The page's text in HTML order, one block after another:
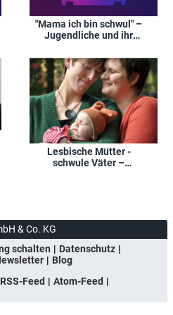
"Mama ich bin schwul" –
Jugendliche und ihr
Lesbische Mütter -
schwule Väter –
& Co. KG
schalten
Datenschutz
Blog
RSS-Feed
Atom-Feed